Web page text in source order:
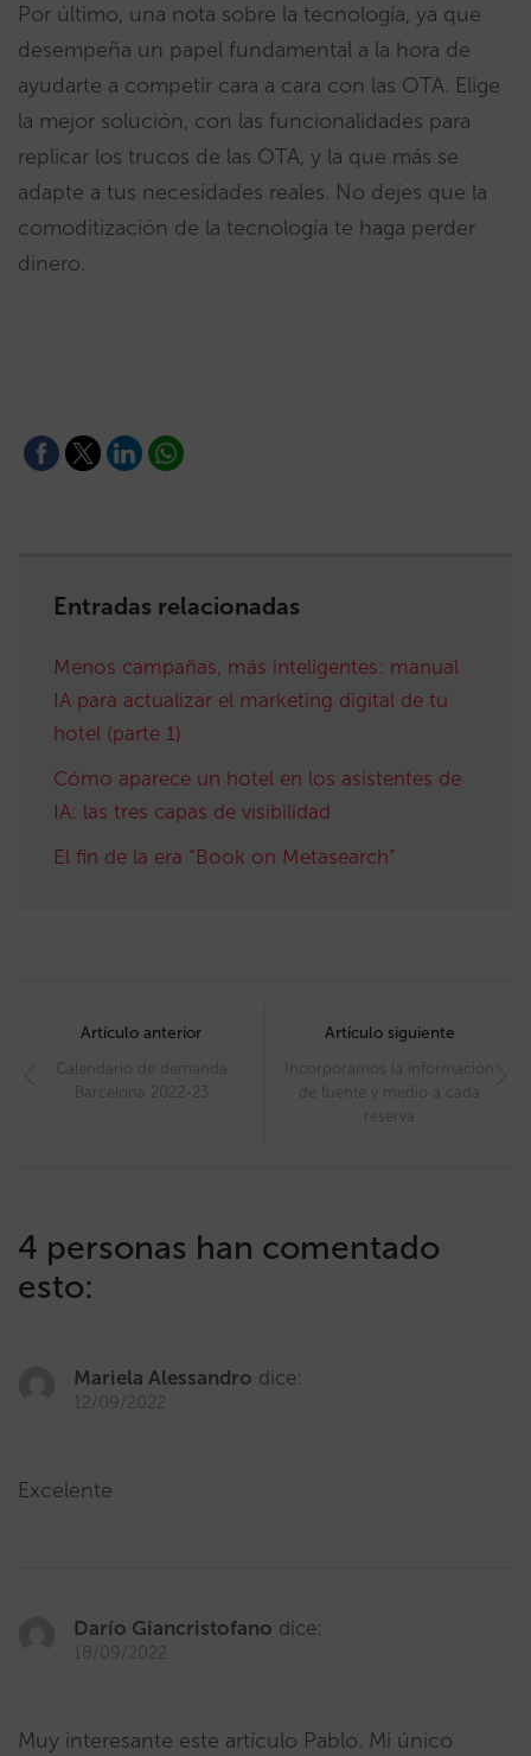
Por último, una nota sobre la tecnología, ya que
desempeña un papel fundamental a la hora de
ayudarte a competir cara a cara con las OTA. Elige
la mejor solución, con las funcionalidades para
replicar los trucos de las OTA, y la que más se
adapte a tus necesidades reales. No dejes que la
comoditización de la tecnología te haga perder
dinero.
Entradas relacionadas
Menos campañas, más inteligentes: manual
IA para actualizar el marketing digital de tu
hotel (parte 1)
Cómo aparece un hotel en los asistentes de
IA: las tres capas de visibilidad
El fin de la era “Book on Metasearch”
navigation
Artículo anterior
Calendario de demanda
Barcelona 2022-23
Artículo siguiente
Incorporamos la información
de fuente y medio a cada
reserva
4 personas han comentado
esto:
Mariela Alessandro dice:
12/09/2022
Excelente
Darío Giancristofano dice:
18/09/2022
Muy interesante este artículo Pablo. Mi único